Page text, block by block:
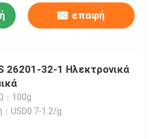
επαφή
26201-32-1 Ηλεκτρονικά
：100g
：USD0.7-1.2/g